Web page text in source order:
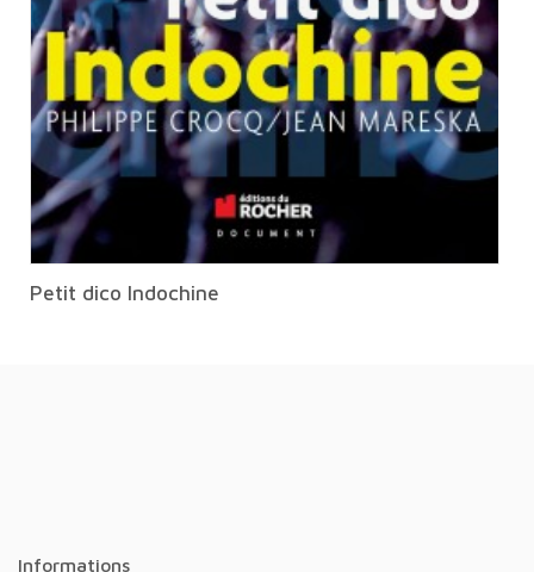
Petit dico Indochine
Informations